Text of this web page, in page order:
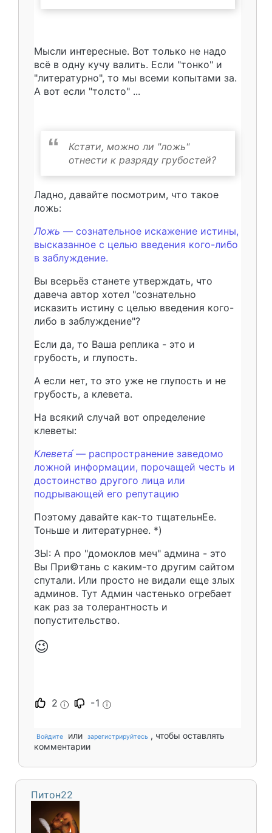
Мысли интересные. Вот только не надо
всё в одну кучу валить. Если "тонко" и
"литературно", то мы всеми копытами за.
А вот если "толсто" ...
Кстати, можно ли "ложь"
отнести к разряду грубостей?
Ладно, давайте посмотрим, что такое
ложь:
Ложь — сознательное искажение истины,
высказанное с целью введения кого-либо
в заблуждение.
Вы всерьёз станете утверждать, что
давеча автор хотел "сознательно
исказить истину с целью введения кого-
либо в заблуждение"?
Если да, то Ваша реплика - это и
грубость, и глупость.
А если нет, то это уже не глупость и не
грубость, а клевета.
На всякий случай вот определение
клеветы:
Клевета́— распространение заведомо
ложной информации, порочащей честь и
достоинство другого лица или
подрывающей его репутацию
Поэтому давайте как-то тщательнЕе.
Тоньше и литературнее. *)
ЗЫ: А про "домоклов меч" админа - это
Вы При©тань с каким-то другим сайтом
спутали. Или просто не видали еще злых
админов. Тут Админ частенько огребает
как раз за толерантность и
попустительство.
😉
2 i -1 i
Войдите или зарегистрируйтесь , чтобы оставлять
комментарии
Питон22